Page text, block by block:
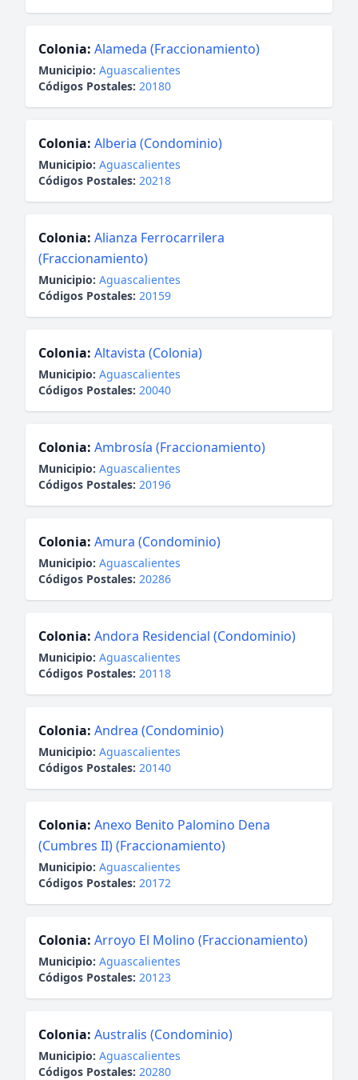
Colonia: Alameda (Fraccionamiento)
Municipio: Aguascalientes
Códigos Postales: 20180
Colonia: Alberia (Condominio)
Municipio: Aguascalientes
Códigos Postales: 20218
Colonia: Alianza Ferrocarrilera
(Fraccionamiento)
Municipio: Aguascalientes
Códigos Postales: 20159
Colonia: Altavista (Colonia)
Municipio: Aguascalientes
Códigos Postales: 20040
Colonia: Ambrosía (Fraccionamiento)
Municipio: Aguascalientes
Códigos Postales: 20196
Colonia: Amura (Condominio)
Municipio: Aguascalientes
Códigos Postales: 20286
Colonia: Andora Residencial (Condominio)
Municipio: Aguascalientes
Códigos Postales: 20118
Colonia: Andrea (Condominio)
Municipio: Aguascalientes
Códigos Postales: 20140
Colonia: Anexo Benito Palomino Dena
(Cumbres II) (Fraccionamiento)
Municipio: Aguascalientes
Códigos Postales: 20172
Colonia: Arroyo El Molino (Fraccionamiento)
Municipio: Aguascalientes
Códigos Postales: 20123
Colonia: Australis (Condominio)
Municipio: Aguascalientes
Códigos Postales: 20280